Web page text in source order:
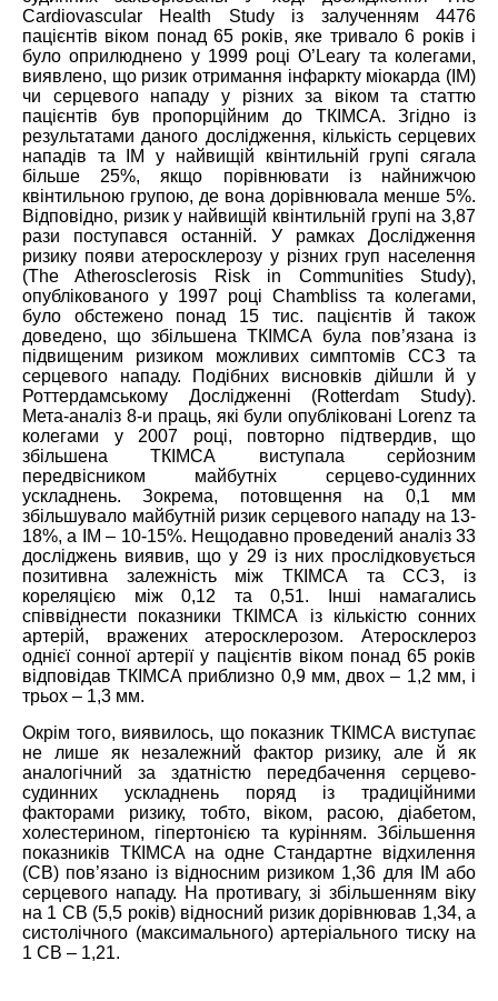
Cardiovascular Health Study із залученням 4476
пацієнтів віком понад 65 років, яке тривало 6 років і
було оприлюднено у 1999 році O’Leary та колегами,
виявлено, що ризик отримання інфаркту міокарда (ІМ)
чи серцевого нападу у різних за віком та статтю
пацієнтів був пропорційним до ТКІМСА. Згідно із
результатами даного дослідження, кількість серцевих
нападів та ІМ у найвищій квінтильній групі сягала
більше 25%, якщо порівнювати із найнижчою
квінтильною групою, де вона дорівнювала менше 5%.
Відповідно, ризик у найвищій квінтильній групі на 3,87
рази поступався останній. У рамках Дослідження
ризику появи атеросклерозу у різних груп населення
(The Atherosclerosis Risk in Communities Study),
опублікованого у 1997 році Chambliss та колегами,
було обстежено понад 15 тис. пацієнтів й також
доведено, що збільшена ТКІМСА була пов’язана із
підвищеним ризиком можливих симптомів ССЗ та
серцевого нападу. Подібних висновків дійшли й у
Роттердамському Дослідженні (Rotterdam Study).
Мета-аналіз 8-и праць, які були опубліковані Lorenz та
колегами у 2007 році, повторно підтвердив, що
збільшена ТКІМСА виступала серйозним
передвісником майбутніх серцево-судинних
ускладнень. Зокрема, потовщення на 0,1 мм
збільшувало майбутній ризик серцевого нападу на 13-
18%, а ІМ – 10-15%. Нещодавно проведений аналіз 33
досліджень виявив, що у 29 із них прослідковується
позитивна залежність між ТКІМСА та ССЗ, із
кореляцією між 0,12 та 0,51. Інші намагались
співвіднести показники ТКІМСА із кількістю сонних
артерій, вражених атеросклерозом. Атеросклероз
однієї сонної артерії у пацієнтів віком понад 65 років
відповідав ТКІМСА приблизно 0,9 мм, двох – 1,2 мм, і
трьох – 1,3 мм.
Окрім того, виявилось, що показник ТКІМСА виступає
не лише як незалежний фактор ризику, але й як
аналогічний за здатністю передбачення серцево-
судинних ускладнень поряд із традиційними
факторами ризику, тобто, віком, расою, діабетом,
холестерином, гіпертонією та курінням. Збільшення
показників ТКІМСА на одне Стандартне відхилення
(СВ) пов’язано із відносним ризиком 1,36 для ІМ або
серцевого нападу. На противагу, зі збільшенням віку
на 1 СВ (5,5 років) відносний ризик дорівнював 1,34, а
систолічного (максимального) артеріального тиску на
1 СВ – 1,21.